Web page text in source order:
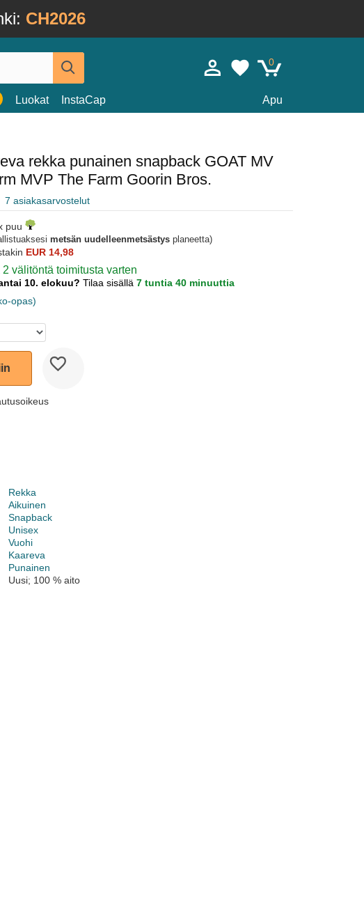
CH2026
0
Luokat InstaCap Apu
rekka punainen snapback GOAT MV
MVP The Farm Goorin Bros.
7 asiakasarvostelut
puu
metsän uudelleenmetsästys planeetta)
EUR 14,98
välitöntä toimitusta varten
10. elokuu? Tilaa sisällä 7 tuntia 40 minuuttia
opas)
Rekka
Aikuinen
Snapback
Unisex
Vuohi
Kaareva
Punainen
Uusi; 100 % aito